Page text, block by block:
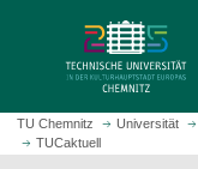
t
s
TU Chemnitz Universität
TUCaktuell